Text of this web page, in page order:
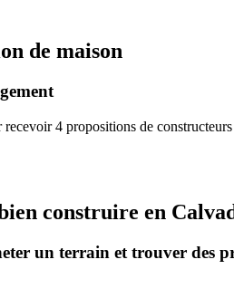
de maison
4 propositions de
construire en
un terrain et trouver des